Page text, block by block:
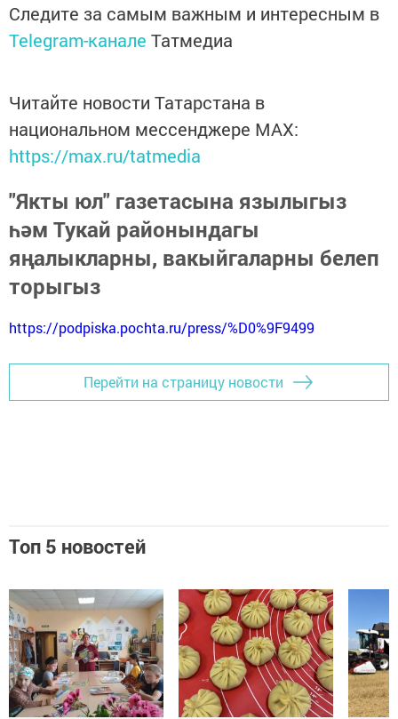
Следите за самым важным и интересным в
Telegram-канале Татмедиа
Читайте новости Татарстана в
национальном мессенджере MАХ:
https://max.ru/tatmedia
"Якты юл" газетасына язылыгыз
һәм Тукай районындагы
яңалыкларны, вакыйгаларны белеп
торыгыз
https://podpiska.pochta.ru/press/%D0%9F9499
Перейти на страницу новости
Топ 5 новостей